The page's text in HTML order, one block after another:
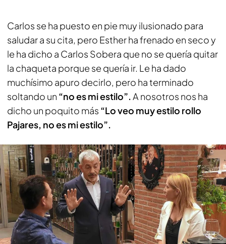
Carlos se ha puesto en pie muy ilusionado para
saludar a su cita, pero Esther ha frenado en seco y
le ha dicho a Carlos Sobera que no se quería quitar
la chaqueta porque se quería ir. Le ha dado
muchísimo apuro decirlo, pero ha terminado
soltando un “no es mi estilo”.A nosotros nos ha
dicho un poquito más “Lo veo muy estilo rollo
Pajares, no es mi estilo”.